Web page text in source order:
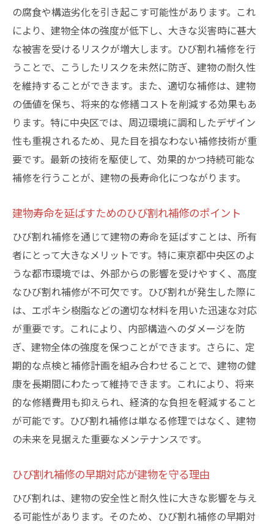
確実な補修が建物の安全性を確保する鍵
ひび割れ補修の重要性を高める背景要因
早急な対応がひび割れの悪化を防ぐ理由
迅速なひび割れ補修がもたらす安全性向上
補修の迅速さが建物に与えるプラスの効果
LIFIXが選ばれる理由：豊富な実績と確かな技術
力
LIFIXの実績が証明するひび割れ補修の信頼
性
LIFIXのひび割れ補修が信頼される理由
豊富な実績が生む安心のひび割れ補修
LIFIXの技術力が選ばれる理由と実績
確かな技術を基にしたLIFIXの補修サービス
中央区でのひび割れ補修の成功事例とその秘訣
成功事例から学ぶひび割れ補修のコツ
中央区でのひび割れ補修が成功した理由
成功事例に見るひび割れ補修の効果と方法
事例を通じて知るひび割れ補修の秘訣
中央区でのひび割れ補修成功の背景
補修の成功事例が示すひび割れ対策の重要
性
の腐食や構造劣化を引き起こす可能性があります。これ
により、建物全体の強度が低下し、大きな災害時に甚大
な被害を受けるリスクが増大します。ひび割れ補修を行
うことで、こうしたリスクを未然に防ぎ、建物の耐久性
を維持することができます。また、適切な補修は、建物
の価値を保ち、将来的な修繕コストを削減する効果もあ
ります。特に中央区では、周辺環境に調和したデザイン
性も重視されるため、見た目を損なわない補修技術が重
要です。最新の技術を駆使して、効果的かつ持続可能な
補修を行うことが、建物の長寿命化につながります。
建物寿命を延ばすためのひび割れ補修のポイント
ひび割れ補修を通じて建物の寿命を延ばすことは、所有
者にとって大きなメリットです。特に東京都中央区のよ
うな都市環境では、外部からの影響を受けやすく、高度
なひび割れ補修が不可欠です。ひび割れが発生した際に
は、エポキシ樹脂などの適切な材料を用いた迅速な対応
が重要です。これにより、内部構造へのダメージを防
ぎ、建物全体の強度を保つことができます。さらに、定
期的な点検と補修計画を組み合わせることで、建物の健
康を長期間にわたって維持できます。これにより、将来
的な修繕費用も抑えられ、経済的な負担を軽減すること
が可能です。ひび割れ補修は単なる修理ではなく、建物
の未来を見据えた重要なメンテナンスです。
ひび割れ補修の早期対応が建物を守る理由
ひび割れは、建物の安全性と耐久性に大きな影響を与え
る可能性があります。そのため、ひび割れ補修の早期対